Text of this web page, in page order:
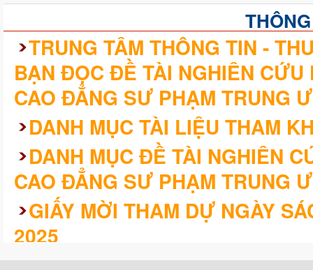
TRUNG TÂM THÔNG TIN -
BẠN ĐỌC ĐỀ TÀI NGHIÊN
CAO ĐẲNG SƯ PHẠM TRUNG
DANH MỤC TÀI LIỆU THAM
DANH MỤC ĐỀ TÀI NGHIÊN
CAO ĐẲNG SƯ PHẠM TRUNG
GIẤY MỜI THAM DỰ NGÀY
2025